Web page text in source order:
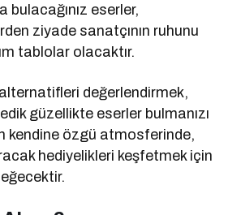
eserler,
ziyade sanatçının ruhunu
tablolar olacaktır.
değerlendirmek,
güzellikte eserler bulmanızı
kendine özgü atmosferinde,
hediyelikleri keşfetmek için